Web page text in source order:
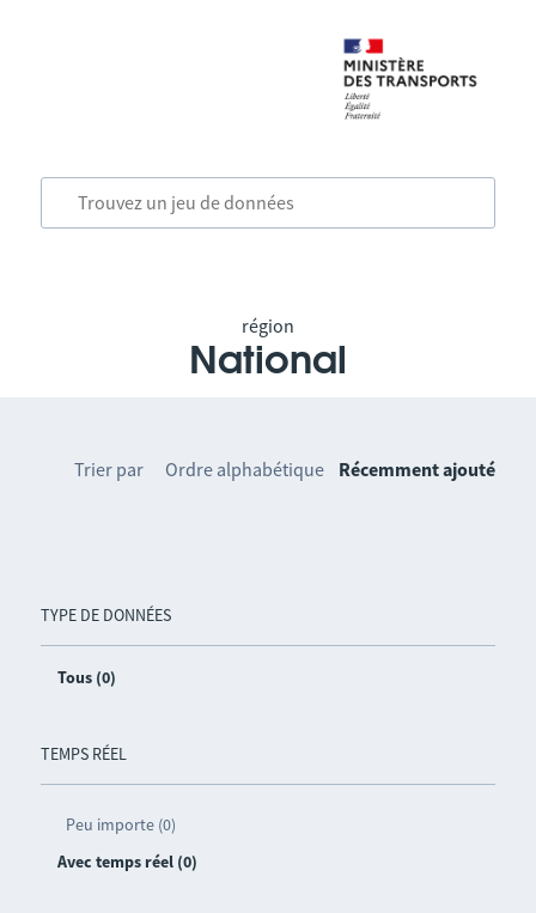
région
National
TYPE DE DONNÉES
Tous (0)
TEMPS RÉEL
Peu importe (0)
Avec temps réel (0)
Trier par Ordre alphabétique Récemment ajouté